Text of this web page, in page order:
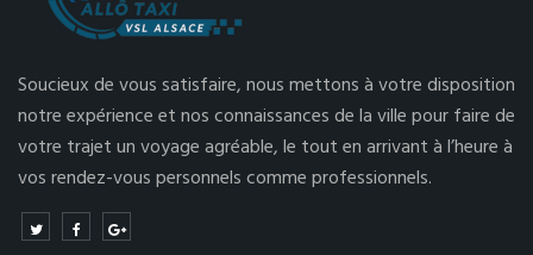
Soucieux de vous satisfaire, nous mettons à votre disposition
notre expérience et nos connaissances de la ville pour faire de
votre trajet un voyage agréable, le tout en arrivant à l’heure à
vos rendez-vous personnels comme professionnels.